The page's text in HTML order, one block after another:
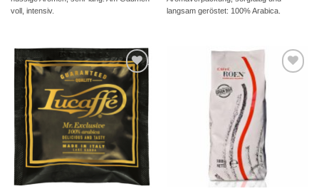
voll, intensiv.
langsam geröstet: 100% Arabica.
Auf die
Wunschliste
Auf die
Wunschliste